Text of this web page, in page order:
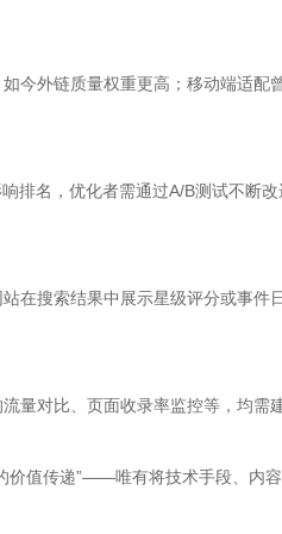
今外链质量权重更高；移动端适配
排名，优化者需通过A/B测试不断
在搜索结果中展示星级评分或事件
量对比、页面收录率监控等，均需
价值传递”——唯有将技术手段、内